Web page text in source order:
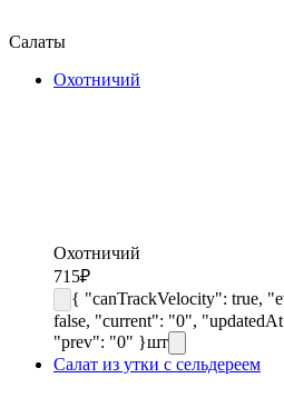
Салаты
Охотничий
Охотничий
715₽
{ "canTrackVelocity": true,
false, "current": "0",
"prev": "0" }шт
Салат из утки с сельдереем